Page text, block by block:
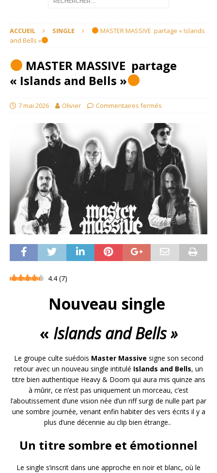
ACCUEIL SINGLE
MASTER MASSIVE partage « Islands
and Bells »
MASTER MASSIVE partage
« Islands and Bells »
7 mai 2026 Olivier Commentaires fermés
4.4 (7)
Nouveau single
« Islands and Bells »
Le groupe culte suédois Master Massive signe son second
retour avec un nouveau single intitulé Islands and Bells, un
titre bien authentique Heavy & Doom qui aura mis quinze ans
à mûrir, ce n’est pas uniquement un morceau, c’est
l’aboutissement d’une vision née d’un riff surgi de nulle part par
une sombre journée, venant enfin habiter des vers écrits il y a
plus d’une décennie au clip bien étrange..
Un titre sombre et émotionnel
Le single s’inscrit dans une approche en noir et blanc, où le